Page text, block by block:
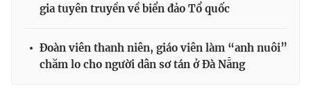
gia tuyên truyền về biển đảo Tổ quốc
Đoàn viên thanh niên, giáo viên làm “anh nuôi”
chăm lo cho người dân sơ tán ở Đà Nẵng